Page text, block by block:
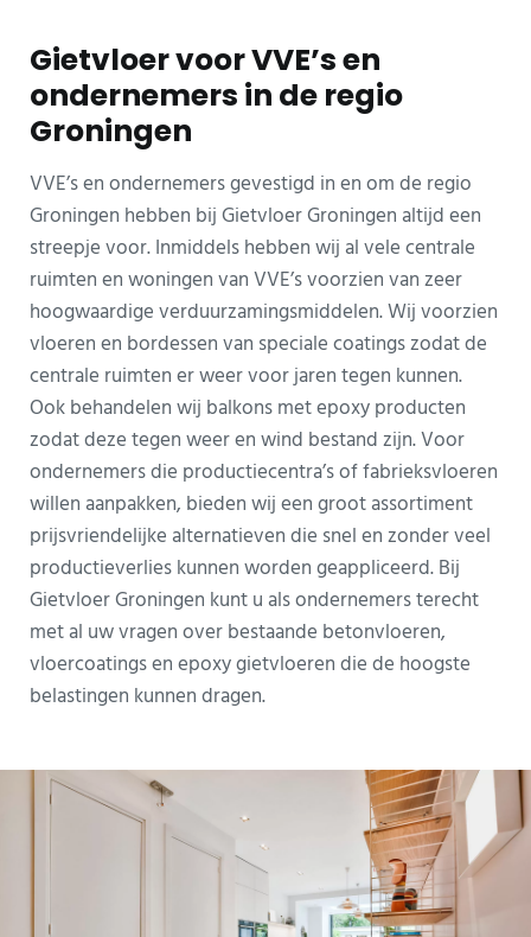
Gietvloer voor VVE’s en
ondernemers in de regio
Groningen
VVE’s en ondernemers gevestigd in en om de regio
Groningen hebben bij Gietvloer Groningen altijd een
streepje voor. Inmiddels hebben wij al vele centrale
ruimten en woningen van VVE’s voorzien van zeer
hoogwaardige verduurzamingsmiddelen. Wij voorzien
vloeren en bordessen van speciale coatings zodat de
centrale ruimten er weer voor jaren tegen kunnen.
Ook behandelen wij balkons met epoxy producten
zodat deze tegen weer en wind bestand zijn. Voor
ondernemers die productiecentra’s of fabrieksvloeren
willen aanpakken, bieden wij een groot assortiment
prijsvriendelijke alternatieven die snel en zonder veel
productieverlies kunnen worden geappliceerd. Bij
Gietvloer Groningen kunt u als ondernemers terecht
met al uw vragen over bestaande betonvloeren,
vloercoatings en epoxy gietvloeren die de hoogste
belastingen kunnen dragen.